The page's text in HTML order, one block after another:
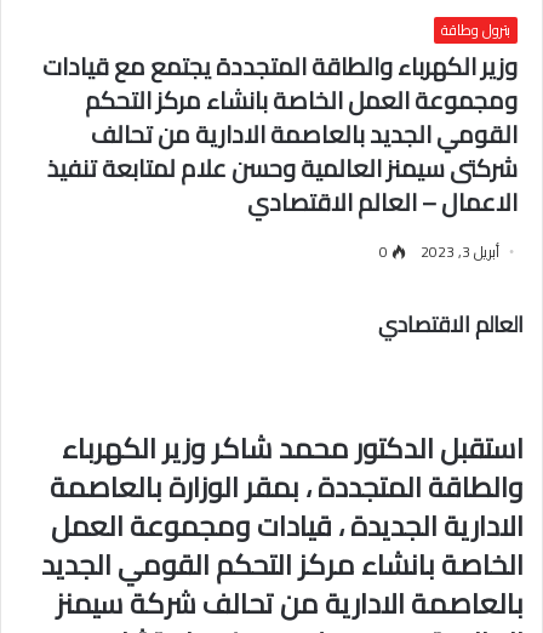
بترول وطاقة
وزير الكهرباء والطاقة المتجددة يجتمع مع قيادات
ومجموعة العمل الخاصة بانشاء مركز التحكم
القومي الجديد بالعاصمة الادارية من تحالف
شركتى سيمنز العالمية وحسن علام لمتابعة تنفيذ
الاعمال – العالم الاقتصادي
أبريل 3, 2023 0
العالم الاقتصادي
استقبل الدكتور محمد شاكر وزير الكهرباء
والطاقة المتجددة ، بمقر الوزارة بالعاصمة
الادارية الجديدة ، قيادات ومجموعة العمل
الخاصة بانشاء مركز التحكم القومي الجديد
بالعاصمة الادارية من تحالف شركة سيمنز